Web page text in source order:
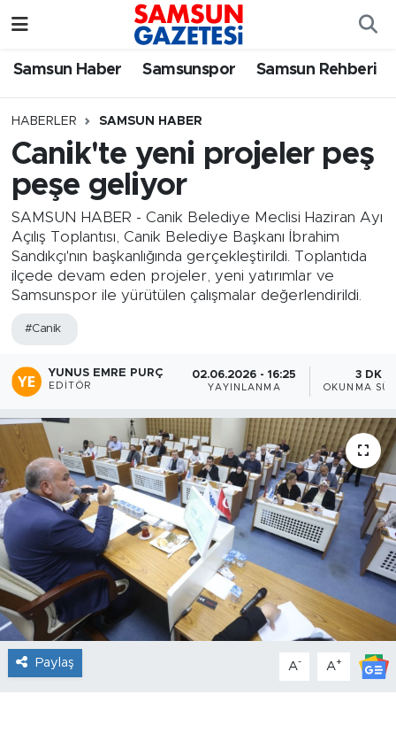
Samsun Haber Samsunspor Samsun Rehberi
HABERLER SAMSUN HABER
Canik'te yeni projeler peş
peşe geliyor
SAMSUN HABER - Canik Belediye Meclisi Haziran Ayı
Açılış Toplantısı, Canik Belediye Başkanı İbrahim
Sandıkçı'nın başkanlığında gerçekleştirildi. Toplantıda
ilçede devam eden projeler, yeni yatırımlar ve
Samsunspor ile yürütülen çalışmalar değerlendirildi.
#Canik
YUNUS EMRE PURÇ
EDITÖR
02.06.2026 - 16:25
YAYINLANMA
3 DK
OKUNMA
Paylaş A- A+
Samsun Haber
Samsun Rehberi
Resmi İlanlar
Samsun Nöbetçi Eczaneler
SAMSUN Namaz Vakitleri
Samsun Trafik Yoğunluk Haritası
Süper Lig Puan Durumu ve Fikstür
Tüm Manşetler
Haber Arşivi